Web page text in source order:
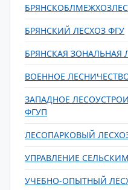
БРЯНСКОБЛМЕЖХОЗЛЕС
БРЯНСКИЙ ЛЕСХОЗ ФГУ
БРЯНСКАЯ ЗОНАЛЬНАЯ
ВОЕННОЕ
ЗАПАДНОЕ
ФГУП
ЛЕСОПАРКОВЫЙ
УПРАВЛЕНИЕ
УЧЕБНО-ОПЫТНЫЙ